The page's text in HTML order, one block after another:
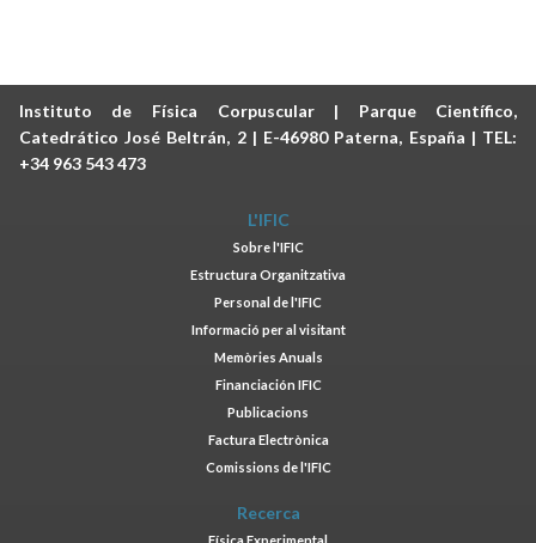
Instituto de Física Corpuscular | Parque Científico,
Catedrático José Beltrán, 2 | E-46980 Paterna, España | TEL:
+34 963 543 473
L'IFIC
Sobre l'IFIC
Estructura Organitzativa
Personal de l'IFIC
Informació per al visitant
Memòries Anuals
Financiación IFIC
Publicacions
Factura Electrònica
Comissions de l'IFIC
Recerca